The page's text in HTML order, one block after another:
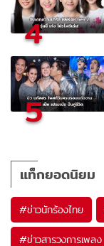
4
5
แท็กยอดนิยม
#ข่าวนักร้องไทย
#ข่าวสารวงการเพลง